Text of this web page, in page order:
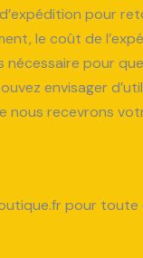
pour
le coût de
pour
envisager
nous recevrons
pour